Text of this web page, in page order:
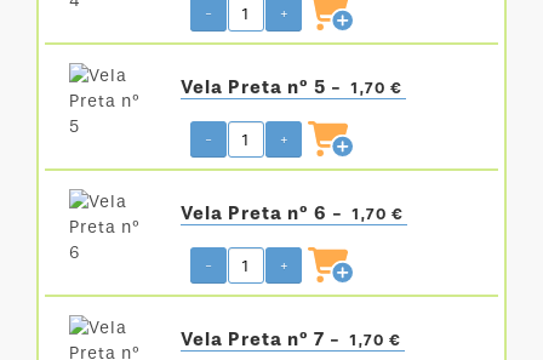
- +
Vela Preta nº 5 - 1,70 €
- +
Vela Preta nº 6 - 1,70 €
- +
Vela Preta nº 7 - 1,70 €